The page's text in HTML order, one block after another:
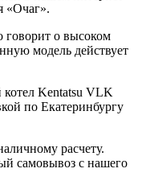
«Очаг».
о высоком
модель действует
Kentatsu VLK
по Екатеринбургу
расчету.
самовывоз с нашего